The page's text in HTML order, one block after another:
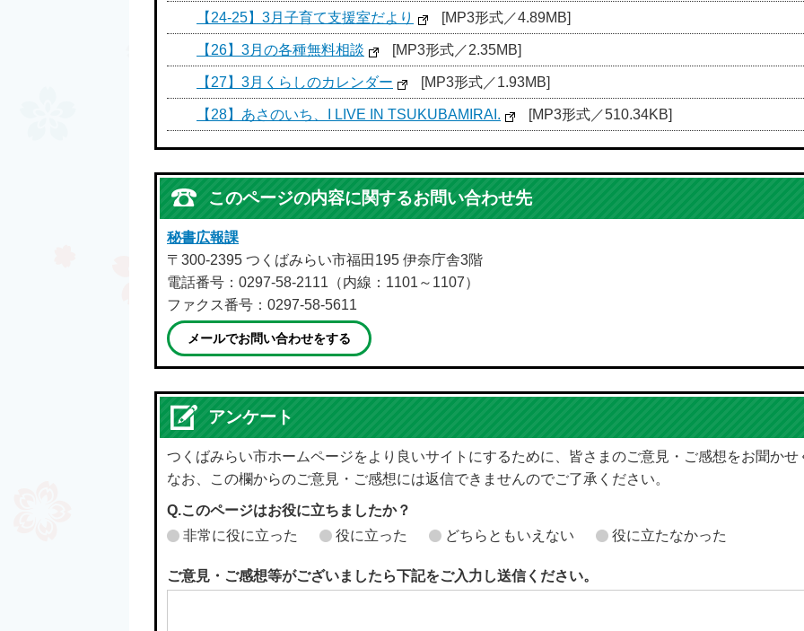
【24-25】3月子育て支援室だより [MP3形式／4.89MB]
【26】3月の各種無料相談 [MP3形式／2.35MB]
【27】3月くらしのカレンダー [MP3形式／1.93MB]
【28】あさのいち、I LIVE IN TSUKUBAMIRAI. [MP3形式／510.34KB]
このページの内容に関するお問い合わせ先
秘書広報課
〒300-2395 つくばみらい市福田195 伊奈庁舎3階
電話番号：0297-58-2111（内線：1101～1107）
ファクス番号：0297-58-5611
メールでお問い合わせをする
アンケート
つくばみらい市ホームページをより良いサイトにするために、皆さまのご意見・ご感想をお聞かせ
なお、この欄からのご意見・ご感想には返信できませんのでご了承ください。
Q.このページはお役に立ちましたか？
非常に役に立った
役に立った どちらともいえない 役に立たなかった
ご意見・ご感想等がございましたら下記をご入力し送信ください。